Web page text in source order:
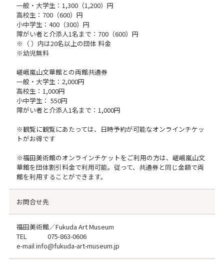
一般・大学生：1,300（1,200）円
高校生：700（600）円
小中学生：400（300）円
障がい者と介添人1名まで：700（600）円
※（ ）内は20名以上の団体 料金
※幼児無料
嵯峨嵐山文華館との両館共通券
一般・大学生：2,000円
高校生：1,000円
小中学生： 550円
障がい者と介添人1名まで：1,000円
※観覧に観覧にあたっては、日時予約が可能なオンラインチケッ
トがお得です
※福田美術館のオンラインチケットをご利用の方は、嵯峨嵐山文
華館を団体割引料金で利用可能。従って、共通券と同じ金額で両
館を利用することができます。
お問合せ先
福田美術館／Fukuda Art Museum
TEL 075-863-0606
e-mail info@fukuda-art-museum.jp